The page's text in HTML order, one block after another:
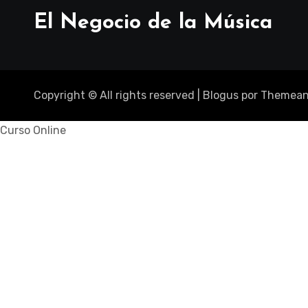
El Negocio de la Música
Copyright © All rights reserved Blogus por
Curso Online